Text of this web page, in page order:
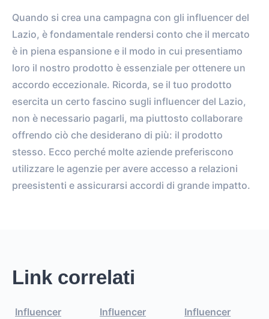
Quando si crea una campagna con gli influencer del
Lazio, è fondamentale rendersi conto che il mercato
è in piena espansione e il modo in cui presentiamo
loro il nostro prodotto è essenziale per ottenere un
accordo eccezionale. Ricorda, se il tuo prodotto
esercita un certo fascino sugli influencer del Lazio,
non è necessario pagarli, ma piuttosto collaborare
offrendo ciò che desiderano di più: il prodotto
stesso. Ecco perché molte aziende preferiscono
utilizzare le agenzie per avere accesso a relazioni
preesistenti e assicurarsi accordi di grande impatto.
Link correlati
Influencer
Influencer
Influencer